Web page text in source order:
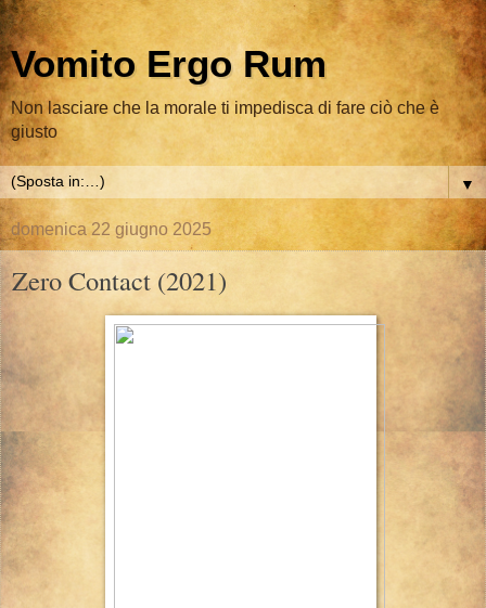
Vomito Ergo Rum
Non lasciare che la morale ti impedisca di fare ciò che è
giusto
▼
domenica 22 giugno 2025
Zero Contact (2021)